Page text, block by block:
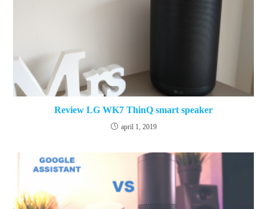
Review LG WK7 ThinQ smart speaker
april 1, 2019